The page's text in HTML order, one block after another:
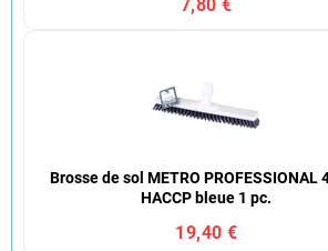
7,80 €
Brosse de sol METRO PROFESSIONAL
HACCP bleue 1 pc.
19,40 €